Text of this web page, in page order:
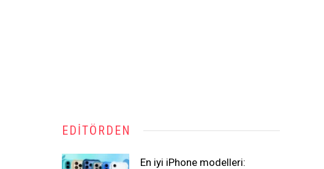
EDITÖRDEN
En iyi iPhone modelleri: